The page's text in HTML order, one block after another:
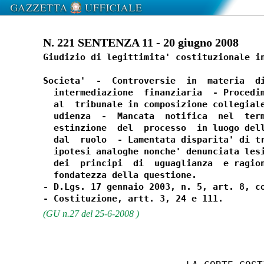
N. 221 SENTENZA 11 - 20 giugno 2008
Giudizio di legittimita' costituzionale
Societa'  -  Controversie  in  materia
intermediazione  finanziaria  -
al  tribunale in composizione
udienza  -  Mancata  notifica  nel
estinzione  del  processo  in luogo
dal  ruolo  - Lamentata disparita' di
ipotesi analoghe nonche' denunciata
dei  principi  di  uguaglianza  e
  fondatezza della questione.
- D.Lgs. 17 gennaio 2003, n. 5, art. 8,
(GU n.27 del 25-6-2008 )